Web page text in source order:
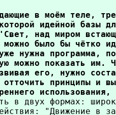
в моём теле,
идейной базы
над миром
можно было бы чётко
нужна программа,
можно показать им.
его, нужно
принципы и
в двух формах:
"Движение в